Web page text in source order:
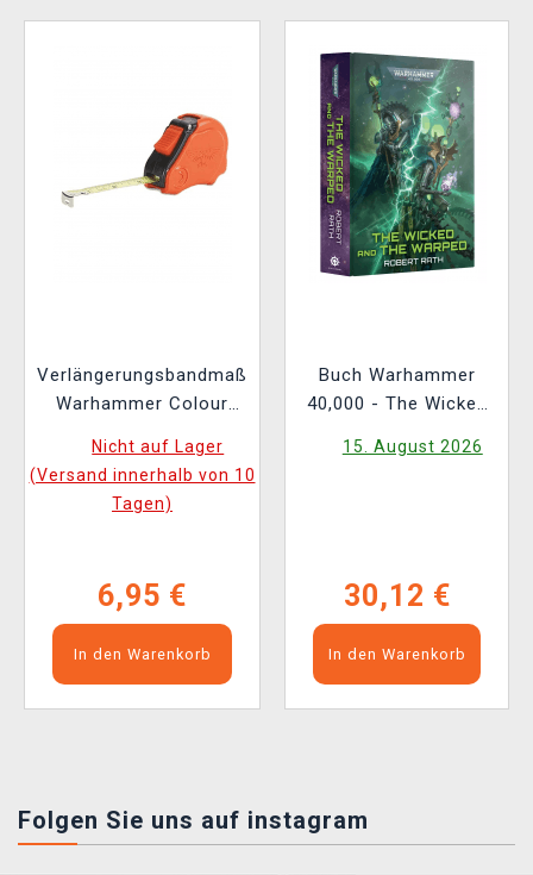
Verlängerungsbandmaß
Warhammer Colour
Nicht auf Lager
(Versand innerhalb von 10
Tagen)
6,95 €
In den Warenkorb
Buch Warhammer
40,000 - The Wicked
15. August 2026
30,12 €
In den Warenkorb
Folgen Sie uns auf instagram